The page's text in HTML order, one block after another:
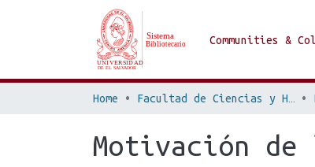
Communities &
Home Facultad de Ciencias y Humanidades
Motivación